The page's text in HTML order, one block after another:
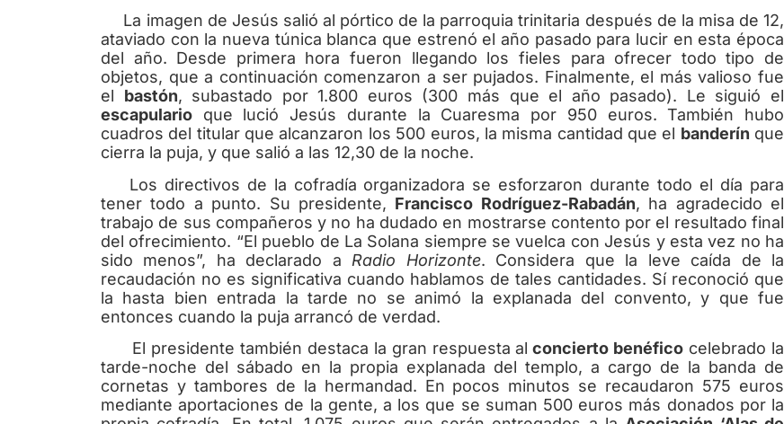
La imagen de Jesús salió al pórtico de la parroquia trinitaria después de la misa de 12,
ataviado con la nueva túnica blanca que estrenó el año pasado para lucir en esta época
del año. Desde primera hora fueron llegando los fieles para ofrecer todo tipo de
objetos, que a continuación comenzaron a ser pujados. Finalmente, el más valioso fue
el bastón, subastado por 1.800 euros (300 más que el año pasado). Le siguió el
escapulario que lució Jesús durante la Cuaresma por 950 euros. También hubo
cuadros del titular que alcanzaron los 500 euros, la misma cantidad que el banderín que
cierra la puja, y que salió a las 12,30 de la noche.
Los directivos de la cofradía organizadora se esforzaron durante todo el día para
tener todo a punto. Su presidente, Francisco Rodríguez-Rabadán, ha agradecido el
trabajo de sus compañeros y no ha dudado en mostrarse contento por el resultado final
del ofrecimiento. “El pueblo de La Solana siempre se vuelca con Jesús y esta vez no ha
sido menos”, ha declarado a Radio Horizonte. Considera que la leve caída de la
recaudación no es significativa cuando hablamos de tales cantidades. Sí reconoció que
la hasta bien entrada la tarde no se animó la explanada del convento, y que fue
entonces cuando la puja arrancó de verdad.
El presidente también destaca la gran respuesta al concierto benéfico celebrado la
tarde-noche del sábado en la propia explanada del templo, a cargo de la banda de
cornetas y tambores de la hermandad. En pocos minutos se recaudaron 575 euros
mediante aportaciones de la gente, a los que se suman 500 euros más donados por la